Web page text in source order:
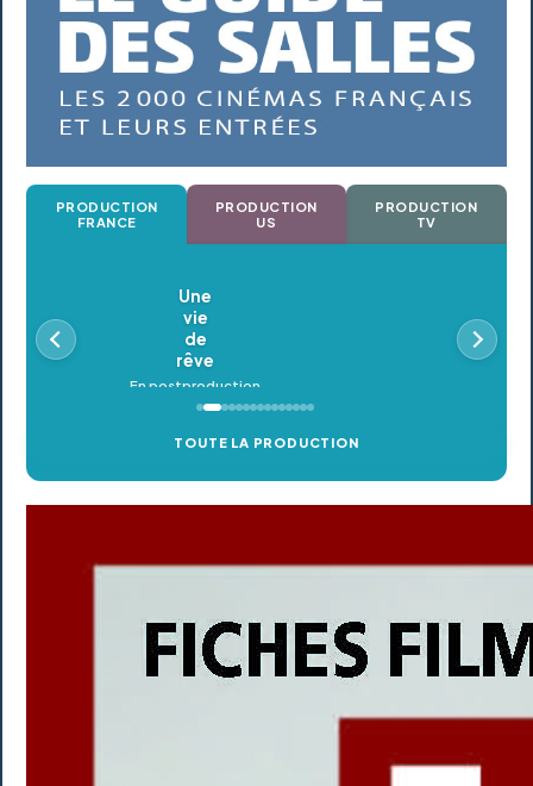
PRODUCTION
FRANCE
PRODUCTION
US
PRODUCTION
TV
Oldeupe
En postproduction
TOUTE LA PRODUCTION